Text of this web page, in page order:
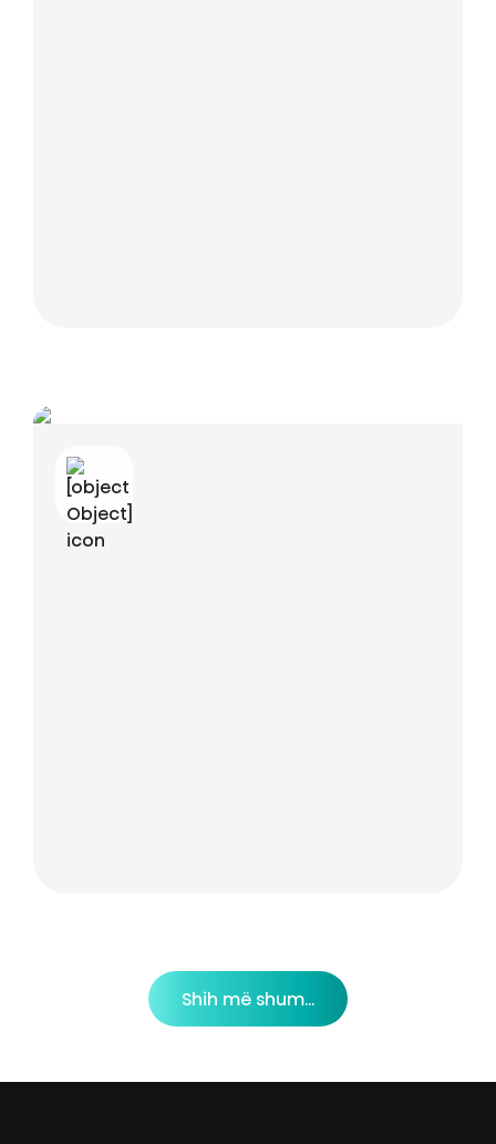
Shih më shum...